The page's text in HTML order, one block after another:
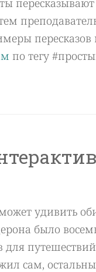
по тегу
удивить
было
сам,